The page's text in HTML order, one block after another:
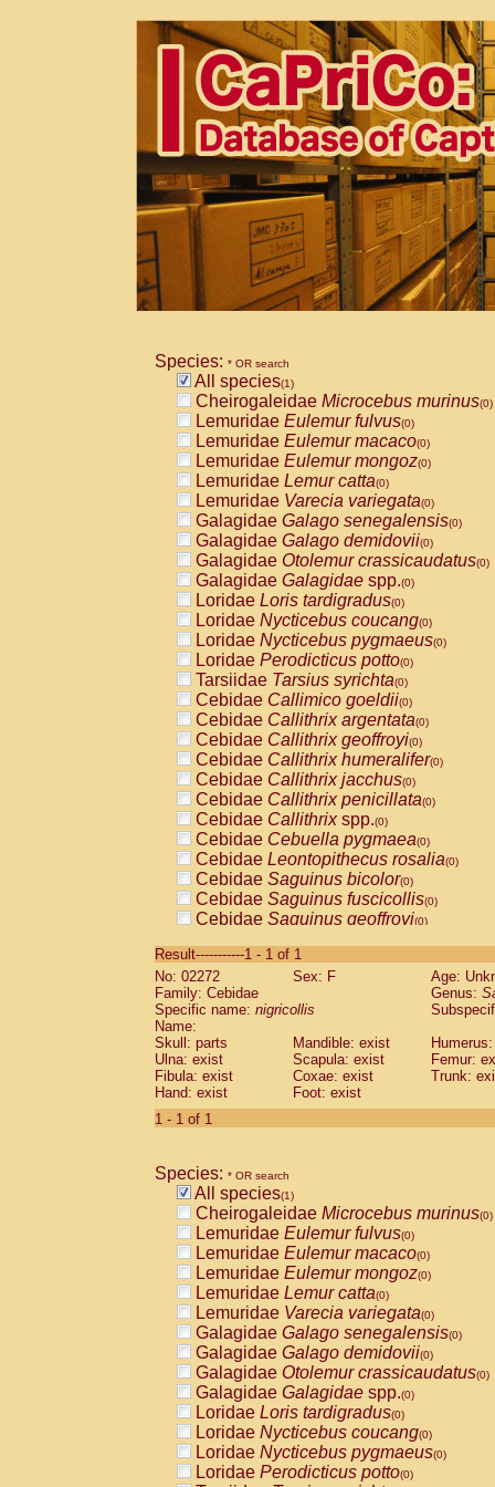
Species: * OR search
All species(1)
Cheirogaleidae Microcebus murinus(0)
Lemuridae Eulemur fulvus(0)
Lemuridae Eulemur macaco(0)
Lemuridae Eulemur mongoz(0)
Lemuridae Lemur catta(0)
Lemuridae Varecia variegata(0)
Galagidae Galago senegalensis(0)
Galagidae Galago demidovii(0)
Galagidae Otolemur crassicaudatus(0)
Galagidae Galagidae spp.(0)
Loridae Loris tardigradus(0)
Loridae Nycticebus coucang(0)
Loridae Nycticebus pygmaeus(0)
Loridae Perodicticus potto(0)
Tarsiidae Tarsius syrichta(0)
Cebidae Callimico goeldii(0)
Cebidae Callithrix argentata(0)
Cebidae Callithrix geoffroyi(0)
Cebidae Callithrix humeralifer(0)
Cebidae Callithrix jacchus(0)
Cebidae Callithrix penicillata(0)
Cebidae Callithrixspp.(0)
Cebidae Cebuella pygmaea(0)
Cebidae Leontopithecus rosalia(0)
Cebidae Saguinus bicolor(0)
Cebidae Saguinus fuscicollis(0)
Cebidae Saguinus geoffroyi(0)
CebidaeSaguinus labiatus(0)
Cebidae Saguinus leucopus (0)
Cebidae
CebidaeSaguinus mystax
Cebidae Saguinus nigricollis (1)
Cebidae Saguinus oedipus
Cebidae Saguinus weddelli
Cebidae Saguinusspp.
Cebidae
CebidaeCebus capucinus
CebidaeCebus nigrivittatus
CebidaeCebus spp.(0)
CebidaeSaimiri boliviensis(0)
CebidaeSaimiri sciureus(0)
AtelidaeAlouatta caraya(0)
AtelidaeAlouatta fusca(0)
AtelidaeAlouatta seniculus(0)
AtelidaeAlouattaspp.(0)
AtelidaeAteles belzebuth(0)
AtelidaeAteles geoffroyi(0)
AtelidaeAteles paniscus(0)
AtelidaeAtelesspp.(0)
AtelidaeLagothrix lagothricha(0)
AtelidaeLagothrix lagothricha cana
PitheciidaeCacajao calvus
Result-----------1 - 1 of 1
No: 02272
Sex: F
Age:
Family: Cebidae
Genus:
Specific name: nigricollis
Name:
Skull: parts
Mandible: exist
Ulna: exist
Scapula: exist
Femur:
Fibula: exist
Coxae: exist
Trunk:
Hand: exist
Foot: exist
1 - 1 of 1
Species: * OR search
All species(1)
Cheirogaleidae Microcebus murinus(0)
Lemuridae Eulemur fulvus(0)
Lemuridae Eulemur macaco(0)
Lemuridae Eulemur mongoz(0)
Lemuridae Lemur catta(0)
Lemuridae Varecia variegata(0)
Galagidae Galago senegalensis(0)
Galagidae Galago demidovii(0)
Galagidae Otolemur crassicaudatus(0)
Galagidae Galagidae spp.(0)
Loridae Loris tardigradus(0)
Loridae Nycticebus coucang(0)
Loridae Nycticebus pygmaeus(0)
Loridae Perodicticus potto(0)